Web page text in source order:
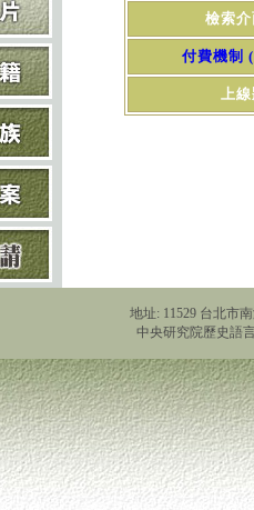
檢索
付費機制
上
地址: 11529 台北市
中央研究院歷史語